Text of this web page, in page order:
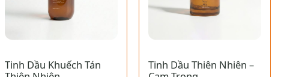
Tinh Dầu Khuếch Tán
Tinh Dầu Thiên Nhiên –